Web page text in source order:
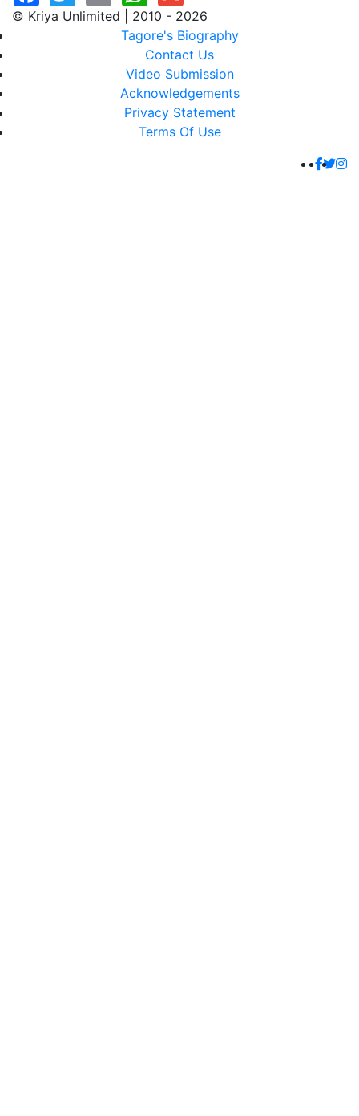
© Kriya Unlimited | 2010 - 2026
Tagore's Biography
Contact Us
Video Submission
Acknowledgements
Privacy Statement
Terms Of Use